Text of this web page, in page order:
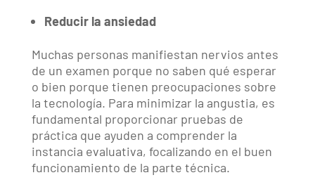
Reducir la ansiedad
Muchas personas manifiestan nervios antes
de un examen porque no saben qué esperar
o bien porque tienen preocupaciones sobre
la tecnología. Para minimizar la angustia, es
fundamental proporcionar pruebas de
práctica que ayuden a comprender la
instancia evaluativa, focalizando en el buen
funcionamiento de la parte técnica.